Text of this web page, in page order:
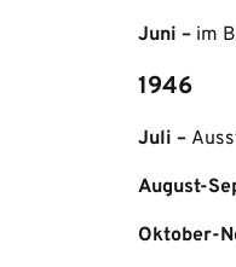
Juni – im
1946
Juli –
August-
Oktober-